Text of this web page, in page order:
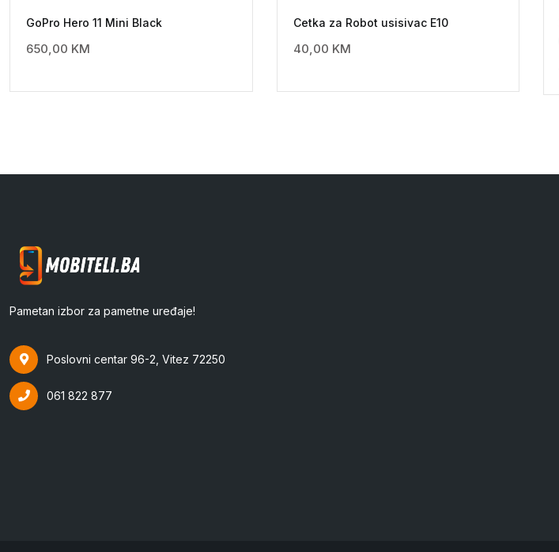
GoPro Hero 11 Mini Black
650,00 KM
Cetka za Robot usisivac E10
40,00 KM
Pametan izbor za pametne uređaje!
Poslovni centar 96-2, Vitez 72250
061 822 877